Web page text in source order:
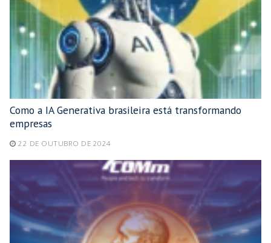
Como a IA Generativa brasileira está transformando
empresas
22 DE OUTUBRO DE 2024